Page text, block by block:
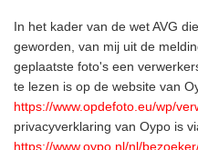
In het kader van de wet AVG
geworden, van mij uit de
geplaatste foto's een
te lezen is op de website van
https://www.opdefoto.eu/wp/
privacyverklaring van Oypo is
https://www.oypo.nl/nl/